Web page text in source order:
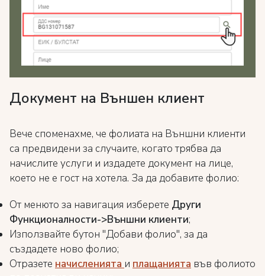
Документ на Външен клиент
Вече споменахме, че фолиата на Външни клиенти
са предвидени за случаите, когато трябва да
начислите услуги и издадете документ на лице,
което не е гост на хотела. За да добавите фолио:
От менюто за навигация изберете Други
Функционалности->Външни клиенти;
Използвайте бутон "Добави фолио", за да
създадете ново фолио;
Отразете начисленията и плащанията във фолиото